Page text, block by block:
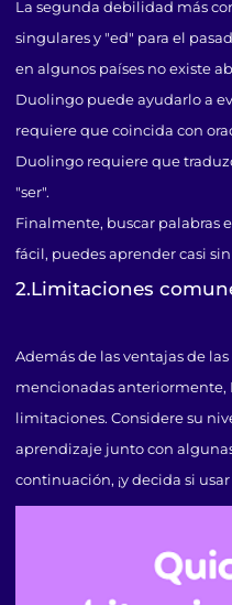
La segunda debilidad más
singulares y "ed" para el
en algunos países no existe
Duolingo puede ayudarlo a
requiere que coincida con
Duolingo requiere que
"ser".
Finalmente, buscar palabras
fácil, puedes aprender casi
2.Limitaciones
Además de las ventajas de
mencionadas
limitaciones. Considere su
aprendizaje junto con
continuación, ¡y decida si